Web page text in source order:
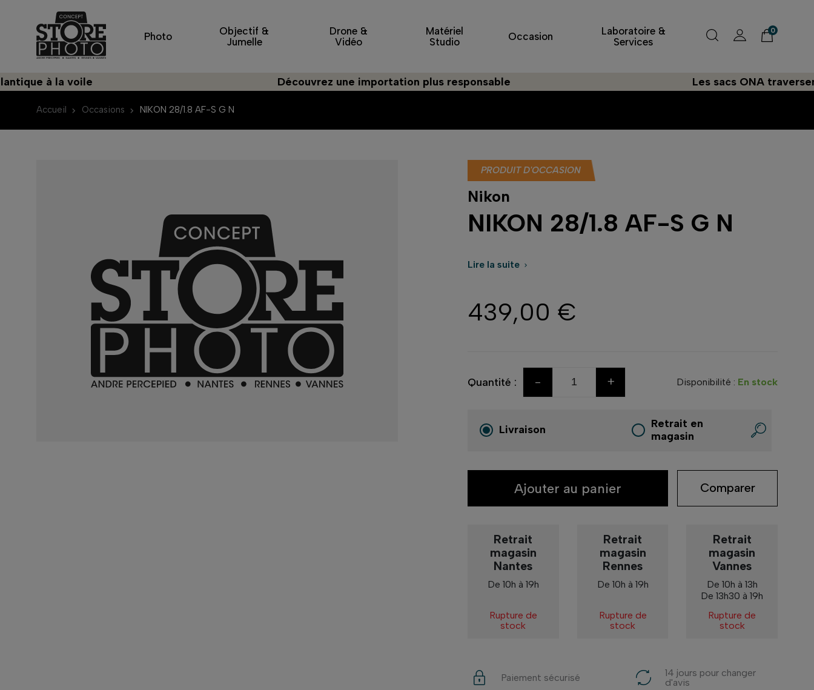
Photo
Objectif &
Jumelle
Drone &
Vidéo
Matériel
Studio
Occasion
Laboratoire &
Services
0
à la voile Découvrez une importation plus responsable Les sacs ONA traversent
Accueil Occasions NIKON 28/1.8 AF-S G N
PRODUIT D'OCCASION
Nikon
NIKON 28/1.8 AF-S G N
Lire la suite 
439,00 €
Quantité : - + Disponibilité : En stock
Livraison
Retrait en
magasin
Ajouter au panier Comparer
Retrait
magasin
Nantes
De 10h à 19h
Rupture de
stock
Retrait
magasin
Rennes
De 10h à 19h
Rupture de
stock
Retrait
magasin
Vannes
De 10h à 13h
De 13h30 à 19h
Rupture de
stock
Paiement sécurisé
14 jours pour changer
d'avis